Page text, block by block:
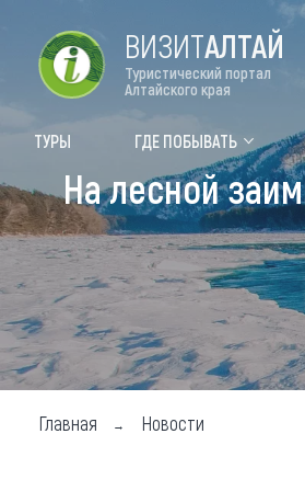
Форум VISIT ALTAI
Туры
ВИЗИТАЛТАЙ
Туристический портал
Алтайского края
ТУРЫ ГДЕ ПОБЫВАТЬ
На лесной
Главная Новости